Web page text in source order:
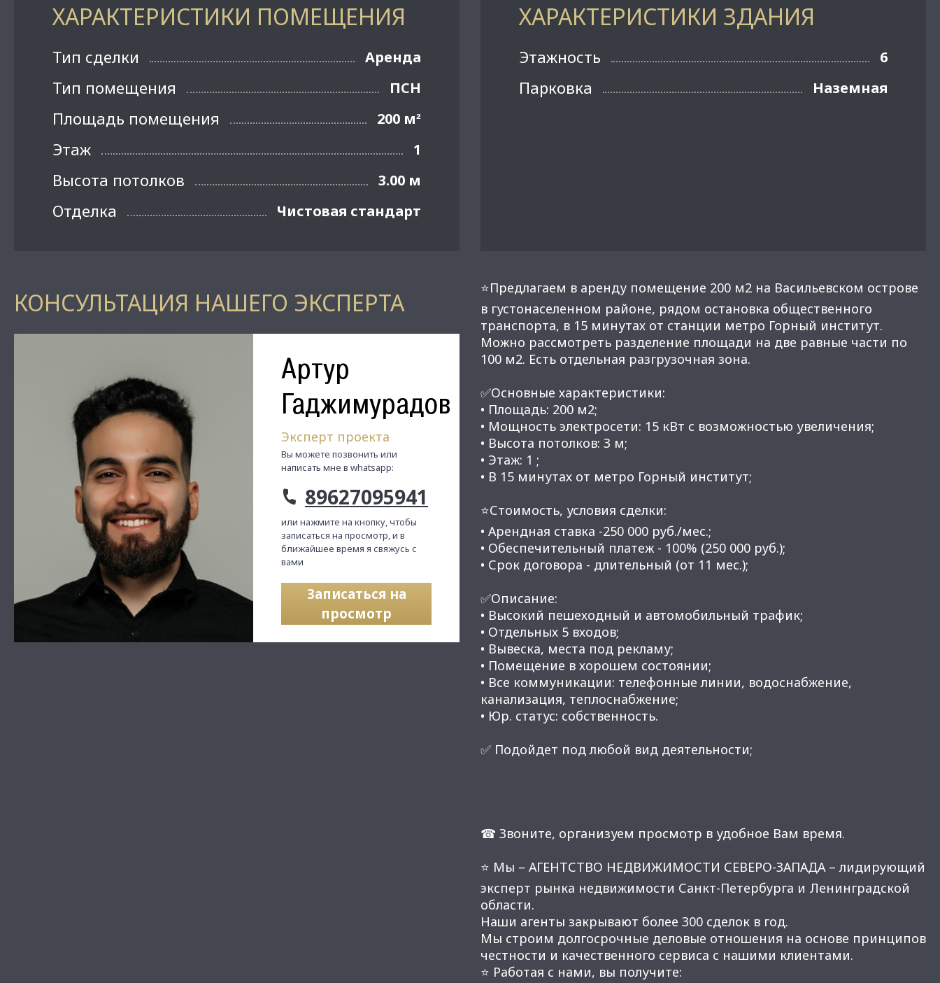
ХАРАКТЕРИСТИКИ ПОМЕЩЕНИЯ
Тип сделки Аренда
Тип помещения ПСН
Площадь помещения 200 м²
Этаж 1
Высота потолков 3.00 м
Отделка Чистовая стандарт
ХАРАКТЕРИСТИКИ ЗДАНИЯ
Этажность 6
Парковка Наземная
КОНСУЛЬТАЦИЯ НАШЕГО ЭКСПЕРТА
Артур
Гаджимурадов
Эксперт проекта
Вы можете позвонить или
написать мне в whatsapp:
89627095941
или нажмите на кнопку, чтобы
записаться на просмотр, и в
ближайшее время я свяжусь с
вами
Записаться на
просмотр
⭐Предлагаем в аренду помещение 200 м2 на Васильевском острове
в густонаселенном районе, рядом остановка общественного
транспорта, в 15 минутах от станции метро Горный институт.
Можно рассмотреть разделение площади на две равные части по
100 м2. Есть отдельная разгрузочная зона.
✅Основные характеристики:
• Площадь: 200 м2;
• Мощность электросети: 15 кВт с возможностью увеличения;
• Высота потолков: 3 м;
• Этаж: 1 ;
• В 15 минутах от метро Горный институт;
⭐Стоимость, условия сделки:
• Арендная ставка -250 000 руб./мес.;
• Обеспечительный платеж - 100% (250 000 руб.);
• Срок договора - длительный (от 11 мес.);
✅Описание:
• Высокий пешеходный и автомобильный трафик;
• Отдельных 5 входов;
• Вывеска, места под рекламу;
• Помещение в хорошем состоянии;
• Все коммуникации: телефонные линии, водоснабжение,
канализация, теплоснабжение;
• Юр. статус: собственность.
✅ Подойдет под любой вид деятельности;
☎ Звоните, организуем просмотр в удобное Вам время.
⭐ Мы – АГЕНТСТВО НЕДВИЖИМОСТИ СЕВЕРО-ЗАПАДА – лидирующий
эксперт рынка недвижимости Санкт-Петербурга и Ленинградской
области.
Наши агенты закрывают более 300 сделок в год.
Мы строим долгосрочные деловые отношения на основе принципов
честности и качественного сервиса с нашими клиентами.
⭐ Работая с нами, вы получите: